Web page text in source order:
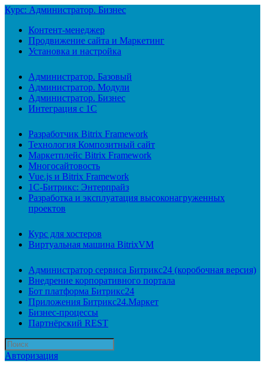
Курс: Администратор. Бизнес
Контент-менеджер
Продвижение сайта и Маркетинг
Установка и настройка
Администратор. Базовый
Администратор. Модули
Администратор. Бизнес
Интеграция с 1С
Разработчик Bitrix Framework
Технология Композитный сайт
Маркетплейс Bitrix Framework
Многосайтовость
Vue.js и Bitrix Framework
1С-Битрикс: Энтерпрайз
Разработка и эксплуатация высоконагруженных
проектов
Курс для хостеров
Виртуальная машина BitrixVM
Администратор сервиса Битрикс24 (коробочная версия)
Внедрение корпоративного портала
Бот платформа Битрикс24
Приложения Битрикс24.Маркет
Бизнес-процессы
Партнёрский REST
Авторизация